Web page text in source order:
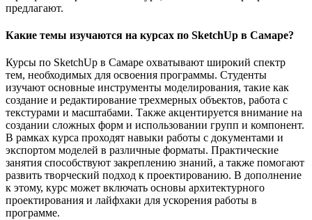
предлагают.
Какие темы изучаются на курсах по SketchUp в Самаре?
Курсы по SketchUp в Самаре охватывают широкий спектр
тем, необходимых для освоения программы. Студенты
изучают основные инструменты моделирования, такие как
создание и редактирование трехмерных объектов, работа с
текстурами и масштабами. Также акцентируется внимание на
создании сложных форм и использовании групп и компонент.
В рамках курса проходят навыки работы с документами и
экспортом моделей в различные форматы. Практические
занятия способствуют закреплению знаний, а также помогают
развить творческий подход к проектированию. В дополнение
к этому, курс может включать основы архитектурного
проектирования и лайфхаки для ускорения работы в
программе.